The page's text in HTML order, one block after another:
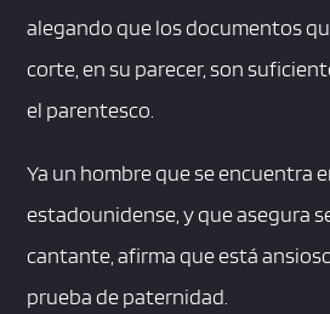
alegando que los documentos
corte, en su parecer, son
el parentesco.
Ya un hombre que se encuentra
estadounidense, y que asegura
cantante, afirma que está
prueba de paternidad.